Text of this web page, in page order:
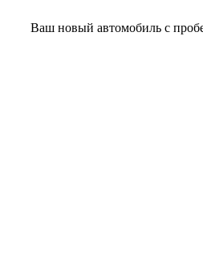
Ваш новый автомобиль с